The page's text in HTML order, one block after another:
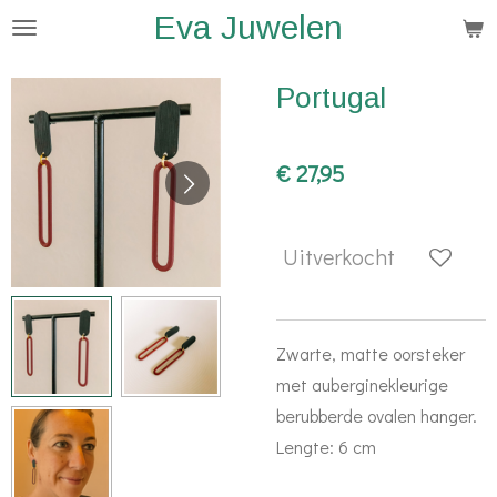
Ga
de
hoofdinhoud
Eva Juwelen
Portugal
€ 27,95
Uitverkocht
Zwarte, matte oorsteker
met auberginekleurige
berubberde ovalen hanger.
Lengte: 6 cm